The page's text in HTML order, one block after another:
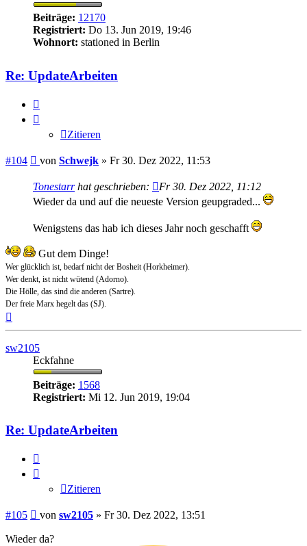
Beiträge: 12170
Registriert: Do 13. Jun 2019, 19:46
Wohnort: stationed in Berlin
Re: UpdateArbeiten
Zitieren
#104 Beitrag
von Schwejk » Fr 30. Dez 2022, 11:53
Tonestarrhat geschrieben:
Fr 30. Dez 2022, 11:12
Wieder da und auf die neueste Version geupgraded...
Wenigstens das hab ich dieses Jahr noch geschafft
Gut dem Dinge!
Wer glücklich ist, bedarf nicht der Bosheit (Horkheimer).
Wer denkt, ist nicht wütend (Adorno).
Die Hölle, das sind die anderen (Sartre).
Der freie Marx hegelt das (SJ).
sw2105
Eckfahne
Beiträge: 1568
Registriert: Mi 12. Jun 2019, 19:04
Re: UpdateArbeiten
Zitieren
#105 Beitrag
von sw2105 » Fr 30. Dez 2022, 13:51
Wieder da?